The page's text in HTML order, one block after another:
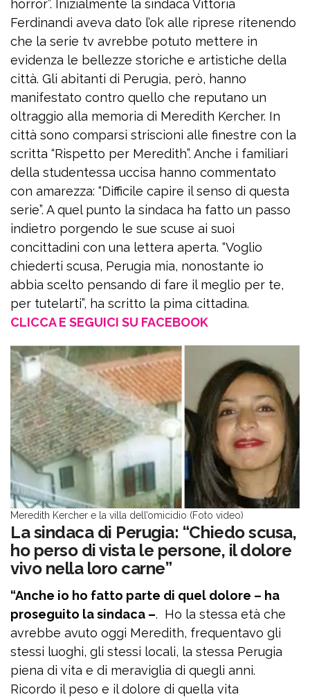
horror”. Inizialmente la sindaca Vittoria
Ferdinandi aveva dato l’ok alle riprese ritenendo
che la serie tv avrebbe potuto mettere in
evidenza le bellezze storiche e artistiche della
città. Gli abitanti di Perugia, però, hanno
manifestato contro quello che reputano un
oltraggio alla memoria di Meredith Kercher. In
città sono comparsi striscioni alle finestre con la
scritta “Rispetto per Meredith”. Anche i familiari
della studentessa uccisa hanno commentato
con amarezza: “Difficile capire il senso di questa
serie”. A quel punto la sindaca ha fatto un passo
indietro porgendo le sue scuse ai suoi
concittadini con una lettera aperta. “Voglio
chiederti scusa, Perugia mia, nonostante io
abbia scelto pensando di fare il meglio per te,
per tutelarti”, ha scritto la pima cittadina.
CLICCA E SEGUICI SU FACEBOOK
Meredith Kercher e la villa dell’omicidio (Foto video)
La sindaca di Perugia: “Chiedo scusa,
ho perso di vista le persone, il dolore
vivo nella loro carne”
“Anche io ho fatto parte di quel dolore – ha
proseguito la sindaca –. Ho la stessa età che
avrebbe avuto oggi Meredith, frequentavo gli
stessi luoghi, gli stessi locali, la stessa Perugia
piena di vita e di meraviglia di quegli anni.
Ricordo il peso e il dolore di quella vita